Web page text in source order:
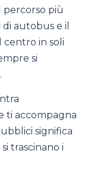
percorso più
autobus e il
centro in soli
si
ti accompagna
significa
trascinano i